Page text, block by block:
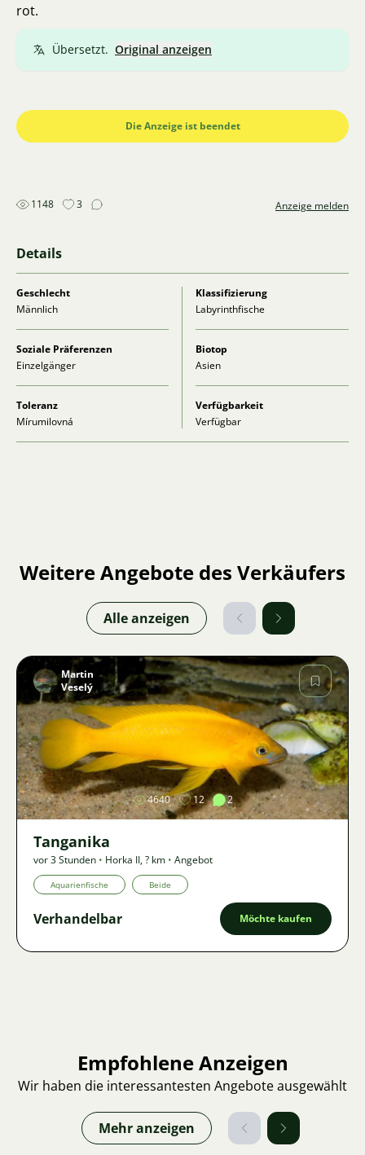
rot.
Übersetzt. Original anzeigen
Die Anzeige ist beendet
1148 3 Anzeige melden
Details
Geschlecht
Männlich
Klassifizierung
Labyrinthfische
Soziale Präferenzen
Einzelgänger
Biotop
Asien
Toleranz
Mírumilovná
Verfügbarkeit
Verfügbar
Weitere Angebote des Verkäufers
Alle anzeigen
Bild
Martin
Veselý
4640 12 2
Tanganika
vor 3 Stunden • Horka II,? km • Angebot
Aquarienfische Beide
Verhandelbar Möchte kaufen
Empfohlene Anzeigen
Wir haben die interessantesten Angebote ausgewählt
Mehr anzeigen